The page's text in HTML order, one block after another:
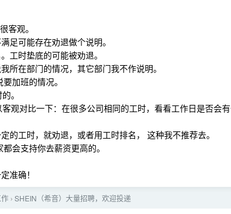
客观。
足可能存在劝退做个说明。
工时垫底的可能被劝退。
所在部门的情况，其它部门我不作说明。
加班的情况。
。
观对比一下：在很多公司相同的工时，看看工作日是否会有
的工时，就劝退，或者用工时排名， 这种我不推荐去。
会支持你去薪资更高的。
准确！
› SHEIN（希音）大量招聘，欢迎投递